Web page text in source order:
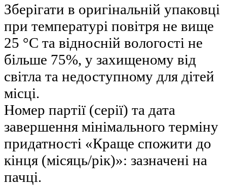
Зберігати в оригінальній упаковці
при температурі повітря не вище
25 °С та відносній вологості не
більше 75%, у захищеному від
світла та недоступному для дітей
місці.
Номер партії (серії) та дата
завершення мінімального терміну
придатності «Краще спожити до
кінця (місяць/рік)»: зазначені на
пачці.